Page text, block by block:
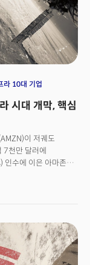
이나 전쟁에 이은 최근
프라인과 송배전
으로 수혜를 받는 장기
의 각각의 이야기가
자에 가깝다. 그 거대한
라 10대 기업
시대 개막, 핵심
이 저궤도
7천만 달러에
수에 이은 아마존
페이스X는
라 루빈' 모듈을
작한 것이다.